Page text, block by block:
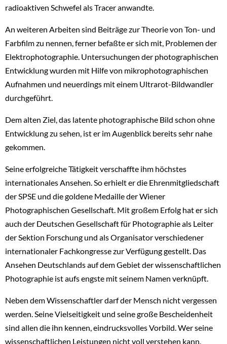
radioaktiven Schwefel als Tracer anwandte.
An weiteren Arbeiten sind Beiträge zur Theorie von Ton- und
Farbfilm zu nennen, ferner befaßte er sich mit, Problemen der
Elektrophotographie. Untersuchungen der photographischen
Entwicklung wurden mit Hilfe von mikrophotographischen
Aufnahmen und neuerdings mit einem Ultrarot-Bildwandler
durchgeführt.
Dem alten Ziel, das latente photographische Bild schon ohne
Entwicklung zu sehen, ist er im Augenblick bereits sehr nahe
gekommen.
Seine erfolgreiche Tätigkeit verschaffte ihm höchstes
internationales Ansehen. So erhielt er die Ehrenmitgliedschaft
der SPSE und die goldene Medaille der Wiener
Photographischen Gesellschaft. Mit großem Erfolg hat er sich
auch der Deutschen Gesellschaft für Photographie als Leiter
der Sektion Forschung und als Organisator verschiedener
internationaler Fachkongresse zur Verfügung gestellt. Das
Ansehen Deutschlands auf dem Gebiet der wissenschaftlichen
Photographie ist aufs engste mit seinem Namen verknüpft.
Neben dem Wissenschaftler darf der Mensch nicht vergessen
werden. Seine Vielseitigkeit und seine große Bescheidenheit
sind allen die ihn kennen, eindrucksvolles Vorbild. Wer seine
wissenschaftlichen Leistungen nicht voll verstehen kann,